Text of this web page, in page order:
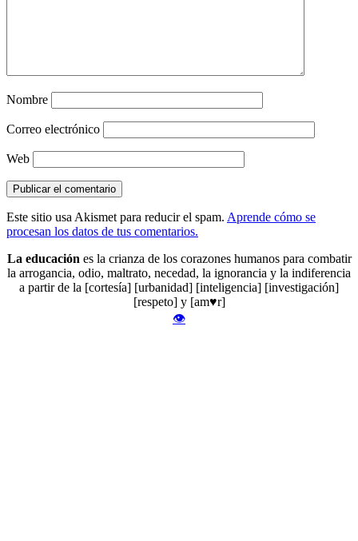
Nombre
Correo electrónico
Web
Este sitio usa Akismet para reducir el spam. Aprende cómo se
procesan los datos de tus comentarios.
La educaciónes la crianza de los corazones humanos para combatir
la arrogancia, odio, maltrato, necedad, la ignorancia y la indiferencia
a partir de la [cortesía] [urbanidad] [inteligencia] [investigación]
[respeto] y [am♥r]
👁